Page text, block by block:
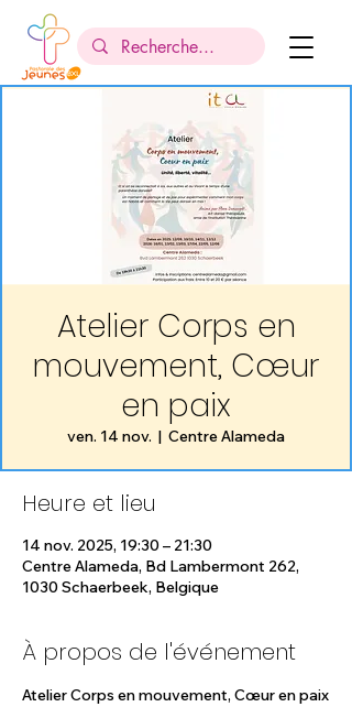
Atelier Corps en
mouvement, Cœur
en paix
ven. 14 nov.
  |
Centre Alameda
Heure et lieu
14 nov. 2025, 19:30 – 21:30
Centre Alameda, Bd Lambermont 262,
1030 Schaerbeek, Belgique
À propos de l'événement
Atelier Corps en mouvement, Cœur en paix